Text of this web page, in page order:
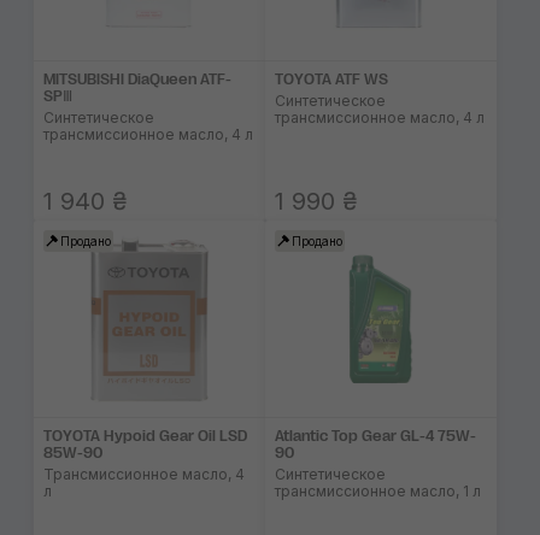
MITSUBISHI DiaQueen ATF-
SPⅢ
Синтетическое
трансмиссионное масло, 4 л
1 940 ₴
TOYOTA ATF WS
Синтетическое
трансмиссионное масло, 4 л
1 990 ₴
Продано
TOYOTA Hypoid Gear Oil LSD
85W-90
Трансмиссионное масло, 4
л
Продано
Atlantic Top Gear GL-4 75W-
90
Синтетическое
трансмиссионное масло, 1 л